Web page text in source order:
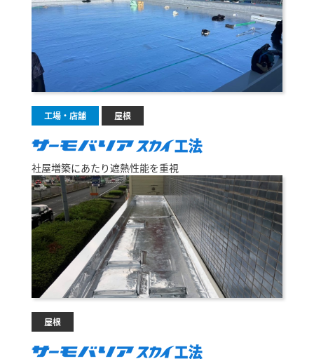
工場・店舗 屋根
社屋増築にあたり遮熱性能を重視
屋根